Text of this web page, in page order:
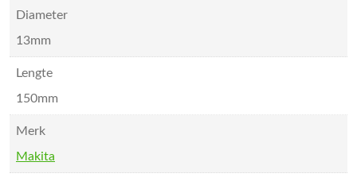
Diameter
13mm
Lengte
150mm
Merk
Makita